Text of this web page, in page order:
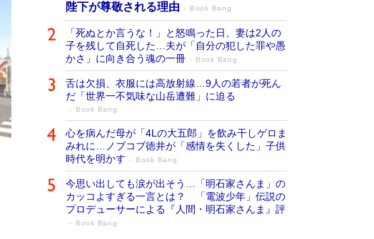
陛下が尊敬される理由
Book Bang
「死ぬとか言うな！」と怒鳴った日、妻は2人の
子を残して自死した…夫が「自分の犯した罪や愚
かさ」に向き合う魂の一冊
Book Bang
舌は欠損、衣服には高放射線…9人の若者が死ん
だ「世界一不気味な山岳遭難」に迫る
Book Bang
心を病んだ母が「4Lの大五郎」を飲み干しゲロま
みれに…ノブコブ徳井が「感情を失くした」子供
時代を明かす
Book Bang
今思い出しても涙が出そう…「明石家さんま」の
カッコよすぎる一言とは？ 「電波少年」伝説の
プロデューサーによる『人間・明石家さんま』評
Book Bang